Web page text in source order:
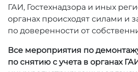
ГАИ, Гостехнадзора и иных
органах происходят силами и
по доверенности от
Все мероприятия по
по снятию с учета в органах